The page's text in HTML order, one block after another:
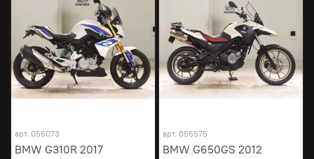
арт. 056073
BMW G310R 2017
арт. 056575
BMW G650GS 2012